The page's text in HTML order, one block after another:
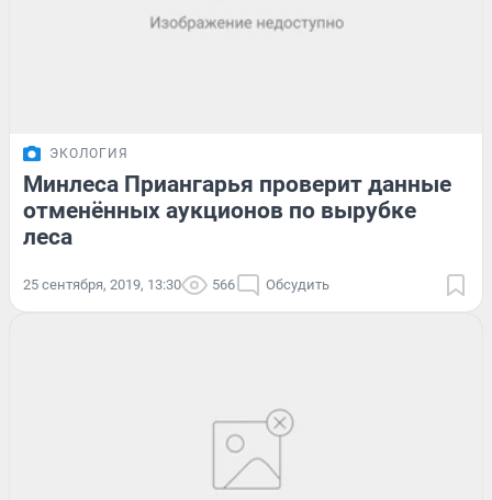
ЭКОЛОГИЯ
Минлеса Приангарья проверит данные
отменённых аукционов по вырубке
леса
25 сентября, 2019, 13:30 566 Обсудить